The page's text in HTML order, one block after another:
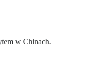
w Chinach.